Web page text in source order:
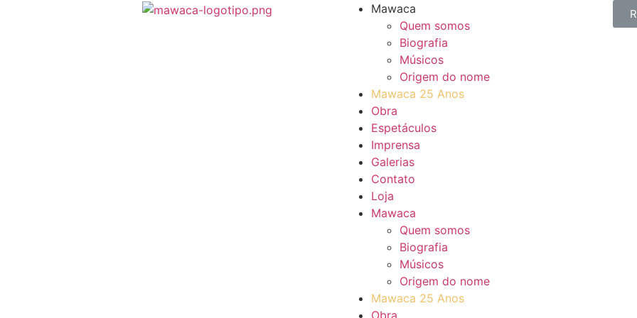
Mawaca
Quem somos
Biografia
Músicos
Origem do nome
Mawaca 25 Anos
Obra
Espetáculos
Imprensa
Galerias
Contato
Loja
Mawaca
Quem somos
Biografia
Músicos
Origem do nome
Mawaca 25 Anos
Obra